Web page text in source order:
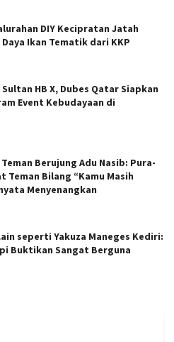
DIY Kecipratan Jatah
Ikan Tematik dari KKP
HB X, Dubes Qatar Siapkan
Event Kebudayaan di
Berujung Adu Nasib: Pura-
Teman Bilang “Kamu Masih
Menyenangkan
seperti Yakuza Maneges Kediri:
Buktikan Sangat Berguna